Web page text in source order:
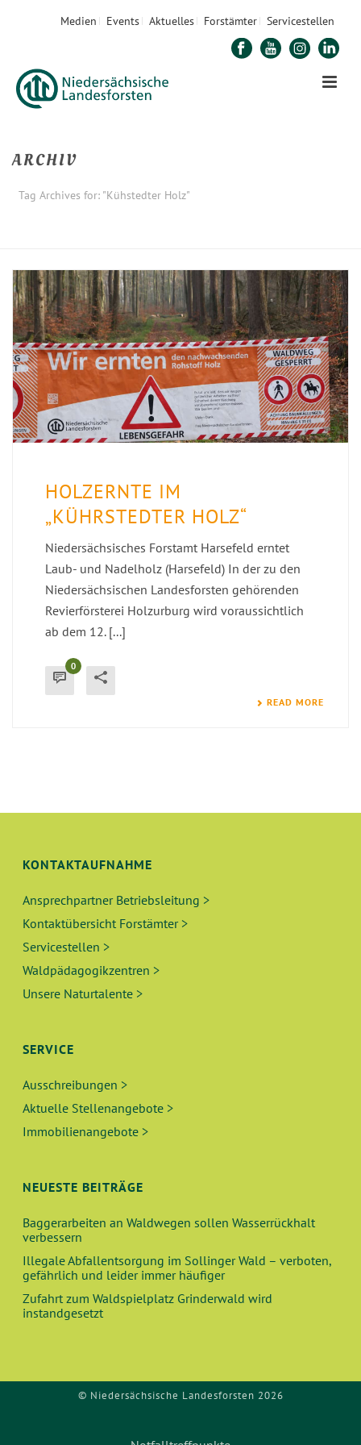
Medien Events Aktuelles Forstämter Servicestellen
ARCHIV
Tag Archives for: "Kühstedter Holz"
HOLZERNTE IM
„KÜHRSTEDTER HOLZ“
Niedersächsisches Forstamt Harsefeld erntet
Laub- und Nadelholz (Harsefeld) In der zu den
Niedersächsischen Landesforsten gehörenden
Revierförsterei Holzurburg wird voraussichtlich
ab dem 12. [...]
0
READ MORE
KONTAKTAUFNAHME
Ansprechpartner Betriebsleitung >
Kontaktübersicht Forstämter >
Servicestellen >
Waldpädagogikzentren >
Unsere Naturtalente >
SERVICE
Ausschreibungen >
Aktuelle Stellenangebote >
Immobilienangebote >
NEUESTE BEITRÄGE
Baggerarbeiten an Waldwegen sollen Wasserrückhalt
verbessern
Illegale Abfallentsorgung im Sollinger Wald – verboten,
gefährlich und leider immer häufiger
Zufahrt zum Waldspielplatz Grinderwald wird
instandgesetzt
© Niedersächsische Landesforsten 2026